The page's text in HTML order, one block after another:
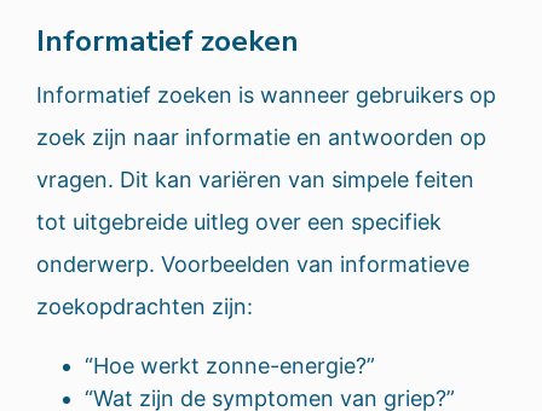
Informatief zoeken
Informatief zoeken is wanneer gebruikers op
zoek zijn naar informatie en antwoorden op
vragen. Dit kan variëren van simpele feiten
tot uitgebreide uitleg over een specifiek
onderwerp. Voorbeelden van informatieve
zoekopdrachten zijn:
“Hoe werkt zonne-energie?”
“Wat zijn de symptomen van griep?”